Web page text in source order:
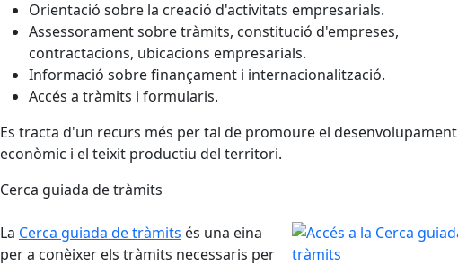
Orientació sobre la creació d'activitats empresarials.
Assessorament sobre tràmits, constitució d'empreses,
contractacions, ubicacions empresarials.
Informació sobre finançament i internacionalització.
Accés a tràmits i formularis.
Es tracta d'un recurs més per tal de promoure el desenvolupament
econòmic i el teixit productiu del territori.
Cerca guiada de tràmits
La Cerca guiada de tràmits és una eina
per a conèixer els tràmits necessaris per